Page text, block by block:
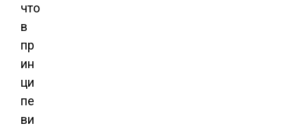
что
в
пр
ин
ци
пе
ви